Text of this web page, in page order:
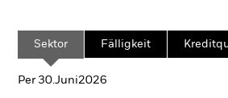
Sektor Fälligkeit
Per 30.Juni2026